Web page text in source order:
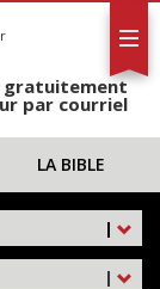
gratuitement
par courriel
LA BIBLE
|
|